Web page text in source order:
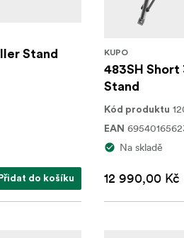
Stand
Přidat do košíku
KUPO
483SH Short
Stand
Kód produktu
EAN
Na skladě
12 990,00 Kč